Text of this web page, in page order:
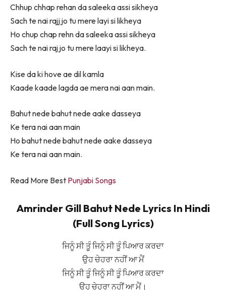
Chhup chhap rehan da saleeka assi sikheya
Sach te nai rajj jo tu mere layi si likheya
Ho chup chap rehn da saleeka assi sikheya
Sach te nai raj jo tu mere laayi si likheya.
Kise da ki hove ae dil kamla
Kaade kaade lagda ae mera nai aan main.
Bahut nede bahut nede aake dasseya
Ke tera nai aan main
Ho bahut nede bahut nede aake dasseya
Ke tera nai aan main.
Read More Best Punjabi Songs
Amrinder Gill Bahut Nede Lyrics In Hindi
(Full Song Lyrics)
ਜਿਨੂੰ ਸੀ ਤੂੰ ਜਿਨੂੰ ਸੀ ਤੂੰ ਪਿਆਰ ਕਰਦਾ
ਉਹ ਚੇਹਰਾ ਨਹੀਂ ਆ ਮੈਂ
ਜਿਨੂੰ ਸੀ ਤੂੰ ਜਿਨੂੰ ਸੀ ਤੂੰ ਪਿਆਰ ਕਰਦਾ
ਉਹ ਚੇਹਰਾ ਨਹੀਂ ਆ ਮੈਂ।